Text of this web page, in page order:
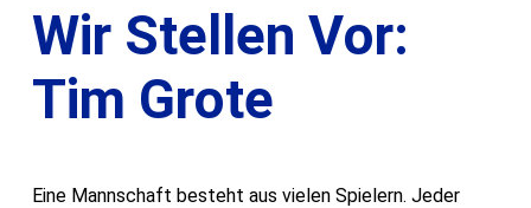
Wir Stellen Vor:
Tim Grote
Eine Mannschaft besteht aus vielen Spielern. Jeder